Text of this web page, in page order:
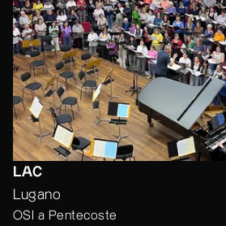
LAC
Lugano
OSI a Pentecoste